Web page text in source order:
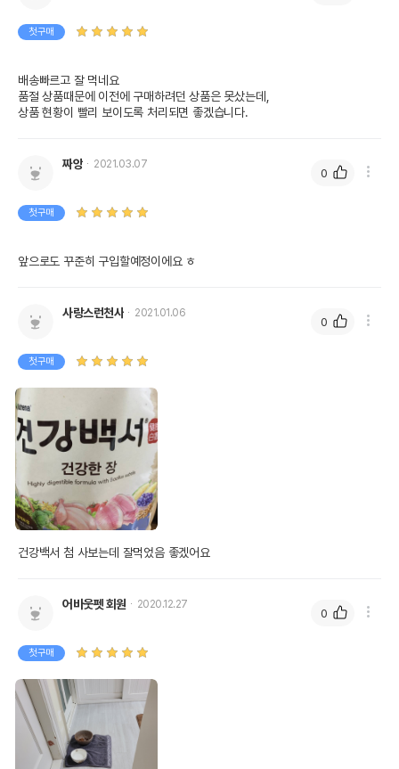
첫구매
배송빠르고 잘 먹네요
품절 상품때문에 이전에 구매하려던 상품은 못샀는데,
상품 현황이 빨리 보이도록 처리되면 좋겠습니다.
짜앙 2021.03.07
첫구매
앞으로도 꾸준히 구입할예정이에요 ㅎ
0
사랑스런천사 2021.01.06
첫구매
건강백서 첨 사보는데 잘먹었음 좋겠어요
0
어바웃펫 회원 2020.12.27
첫구매
0